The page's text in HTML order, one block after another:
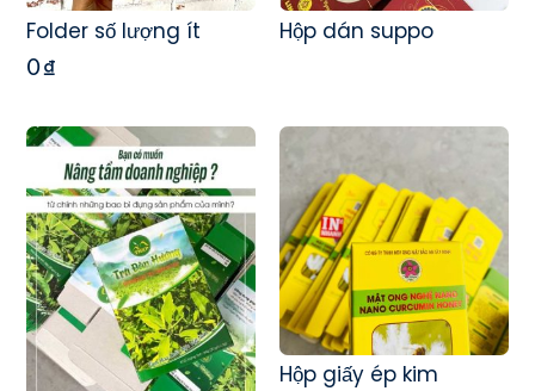
Folder số lượng ít
0₫
Hộp dán suppo
Hộp giấy ép kim